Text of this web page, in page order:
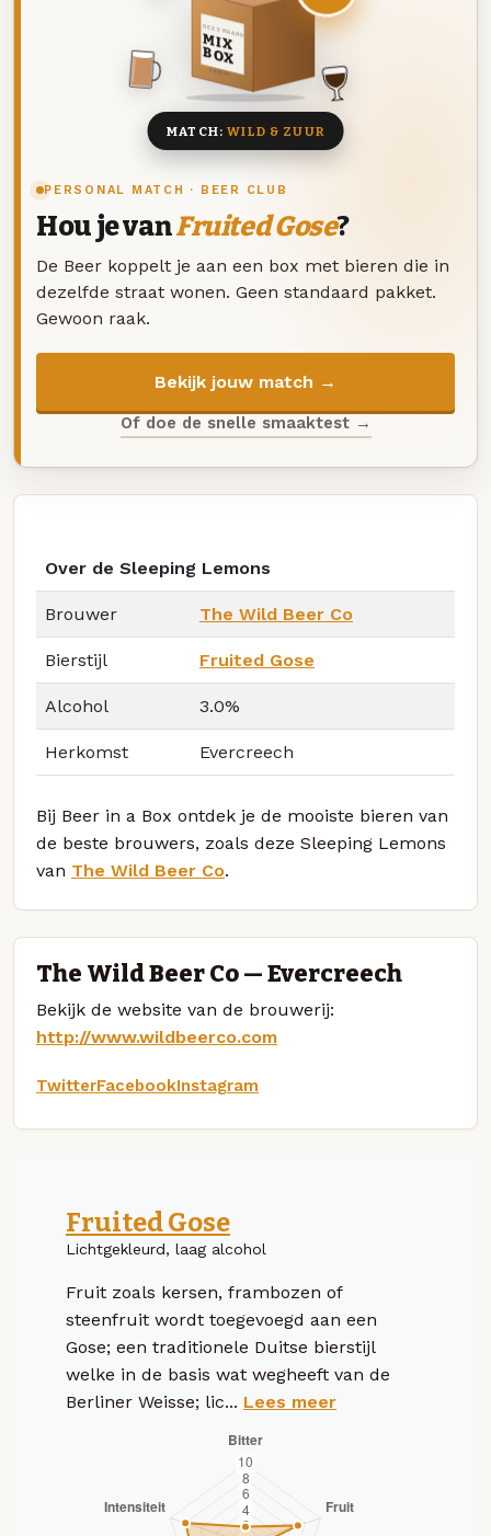
PERSONAL MATCH · BEER CLUB
Hou je vanFruited Gose?
De Beer koppelt je aan een box met bieren die in
dezelfde straat wonen. Geen standaard pakket.
Gewoon raak.
Bekijk jouw match →
Of doe de snelle smaaktest →
DEZE MAAND
MIX
BOX
8 BIEREN
MATCH:WILD & ZUUR
Over de Sleeping Lemons
Brouwer The Wild Beer Co
Bierstijl Fruited Gose
Alcohol 3.0%
Herkomst Evercreech
Bij Beer in a Box ontdek je de mooiste bieren van
de beste brouwers, zoals deze Sleeping Lemons
van The Wild Beer Co.
The Wild Beer Co — Evercreech
Bekijk de website van de brouwerij:
http://www.wildbeerco.com
TwitterFacebookInstagram
Fruited Gose
Lichtgekleurd, laag alcohol
Fruit zoals kersen, frambozen of
steenfruit wordt toegevoegd aan een
Gose; een traditionele Duitse bierstijl
welke in de basis wat wegheeft van de
Berliner Weisse; lic... Lees meer